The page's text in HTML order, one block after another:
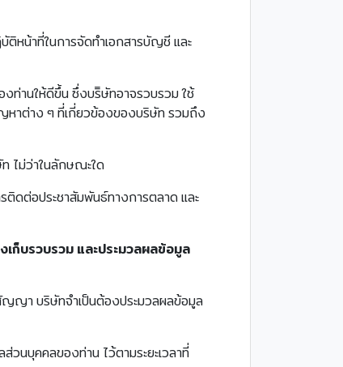
หน้าที่ในการจัดทำเอกสารบัญชี และ
งท่านให้ดีขึ้น ซึ่งบริิษัทอาจรวบรวม ใช้
หาต่าง ๆ ที่เกี่ยวข้องของบริษัท รวมถึง
ไม่ว่าในลักษณะใด
ติดต่อประชาสัมพันธ์ทางการตลาด และ
เก็บรวบรวม และประมวลผลข้อมูล
ญา บริษัทจำเป็นต้องประมวลผลข้อมูล
นบุคคลของท่าน ไว้ตามระยะเวลาที่